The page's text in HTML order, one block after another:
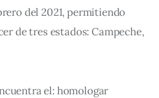
del 2021, permitiendo
de tres estados: Campeche,
el: homologar